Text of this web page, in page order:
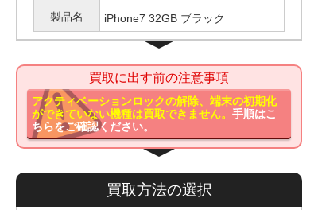
製品名
iPhone7 32GB ブラック
買取に出す前の注意事項
アクティベーションロックの解除、端末の初期化
ができていない機種は買取できません。手順はこ
ちらをご確認ください。
買取方法の選択